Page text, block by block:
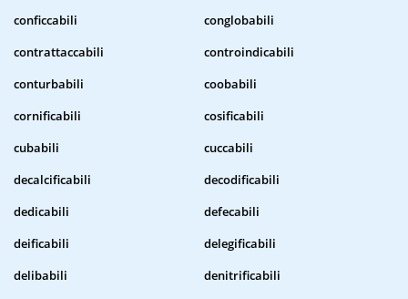
conficcabili
conglobabili
contrattaccabili
controindicabili
conturbabili
coobabili
cornificabili
cosificabili
cubabili
cuccabili
decalcificabili
decodificabili
dedicabili
defecabili
deificabili
delegificabili
delibabili
denitrificabili